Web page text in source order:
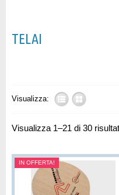
TELAI
Visualizza:
Visualizza 1–21 di 30
IN OFFERTA!